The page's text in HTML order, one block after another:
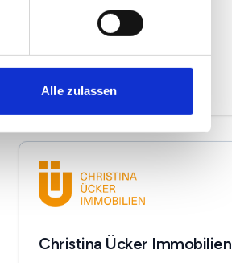
Alle zulassen
Immobilienmakler
Louis-Pasteuer-Straße 38
60439 Frankfurt am Main
zum Anbieter
Christina Ücker Immobilien